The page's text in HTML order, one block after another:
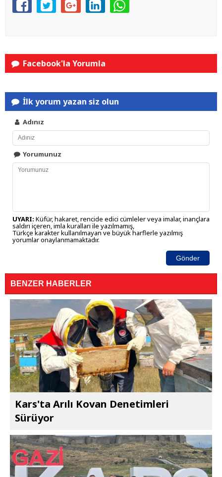
Facebook'la Yorumla
İlk yorum yazan siz olun
Adınız
Yorumunuz
UYARI: Küfür, hakaret, rencide edici cümleler veya imalar, inançlara
saldırı içeren, imla kuralları ile yazılmamış,
Türkçe karakter kullanılmayan ve büyük harflerle yazılmış
yorumlar onaylanmamaktadır.
Gönder
BENZER HABERLER
Kars'ta Arılı Kovan Denetimleri
Sürüyor